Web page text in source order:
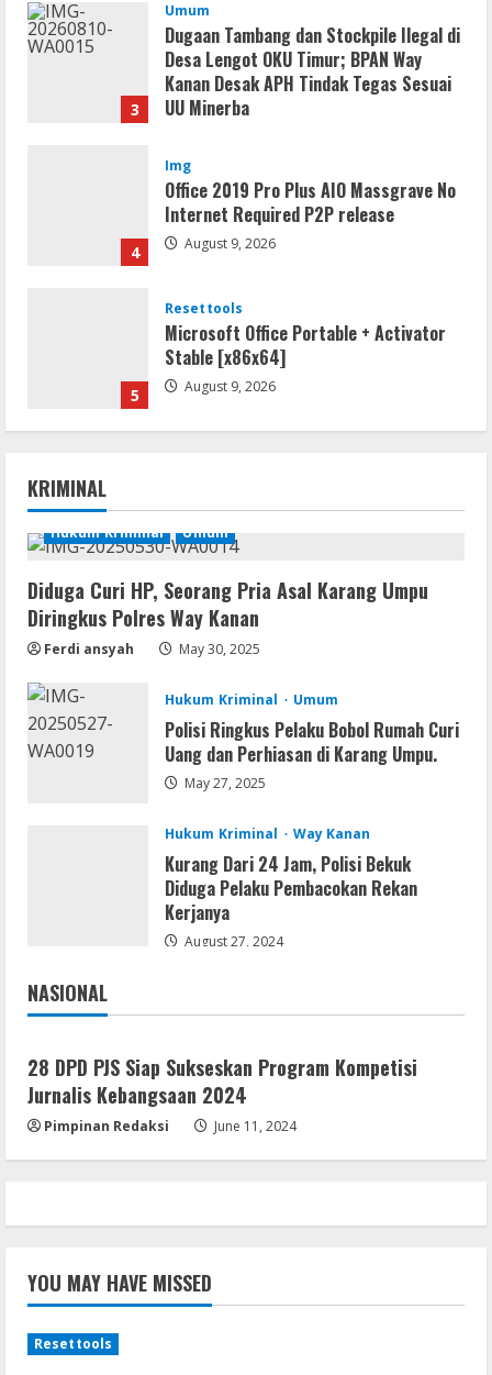
3
Umum
Dugaan Tambang dan Stockpile Ilegal di
Desa Lengot OKU Timur; BPAN Way
Kanan Desak APH Tindak Tegas Sesuai
UU Minerba
4
Img
Office 2019 Pro Plus AIO Massgrave No
Internet Required P2P release
August 9, 2026
5
Resettools
Microsoft Office Portable + Activator
Stable [x86x64]
August 9, 2026
1 August 10, 2026
Umum
Hasil Tes Urine Positif Sabu, Dua
Pemuda Asal Umpu Semenguk
Diamankan Polres Way Kanan
Umum
Dugaan Tambang dan Stockpile Ilegal di
Desa Lengot OKU Timur; BPAN Way
Kanan Desak APH Tindak Tegas Sesuai
UU Minerba
Img
Office 2019 Pro Plus AIO Massgrave No
Internet Required P2P release
5
Stable [x86x64]
August 9, 2026
KRIMINAL
Hukum Kriminal Umum
Diduga Curi HP, Seorang Pria Asal Karang Umpu
Diringkus Polres Way Kanan
Ferdi ansyah May 30, 2025
Hukum Kriminal Umum
Polisi Ringkus Pelaku Bobol Rumah Curi
Uang dan Perhiasan di Karang Umpu.
May 27, 2025
Hukum Kriminal Way Kanan
Kurang Dari 24 Jam, Polisi Bekuk
Diduga Pelaku Pembacokan Rekan
Kerjanya
August 27, 2024
NASIONAL
Jakarta
28 DPD PJS Siap Sukseskan Program Kompetisi
Jurnalis Kebangsaan 2024
Pimpinan Redaksi June 11, 2024
YOU MAY HAVE MISSED
Resettools